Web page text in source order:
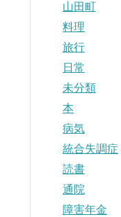
山田町
料理
旅行
日常
未分類
本
病気
統合失調症
読書
通院
障害年金